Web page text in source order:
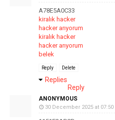
A78E5A0C33
kiralık hacker
hacker arıyorum
kiralık hacker
hacker arıyorum
belek
Reply Delete
Replies
Reply
ANONYMOUS
30 December 2025 at 07:50